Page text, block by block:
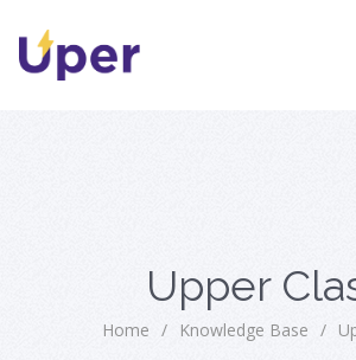
Upper
Home / Knowledge Base /